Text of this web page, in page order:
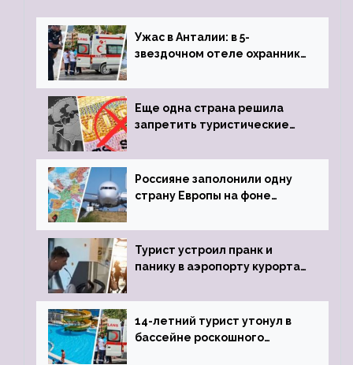
Ужас в Анталии: в 5-
звездочном отеле охранник
пистолета
Еще одна страна решила
запретить туристические
Россияне заполонили одну
страну Европы на фоне
виз
Турист устроил пранк и
панику в аэропорту курорта,
задержке рейса
14-летний турист утонул в
бассейне роскошного